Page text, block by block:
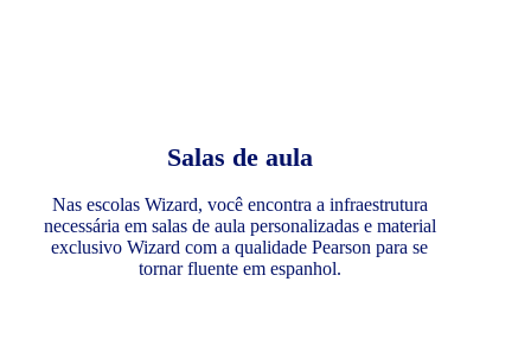
Salas de aula
Nas escolas Wizard, você encontra a infraestrutura
necessária em salas de aula personalizadas e material
exclusivo Wizard com a qualidade Pearson para se
tornar fluente em espanhol.